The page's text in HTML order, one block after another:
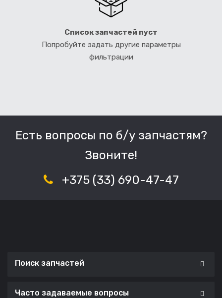
Список запчастей пуст
Попробуйте задать другие параметры
фильтрации
Есть вопросы по б/у запчастям?
Звоните!
+375 (33) 690-47-47
Поиск запчастей
Часто задаваемые вопросы